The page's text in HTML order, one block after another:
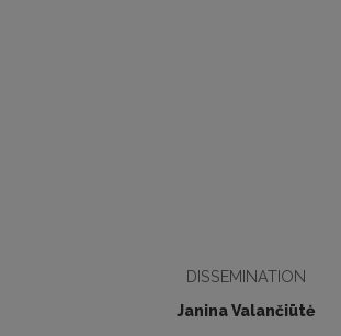
DISSEMINATION
Janina Valančiūtė